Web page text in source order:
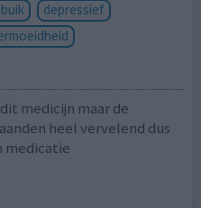
depressief
medicijn maar de
heel vervelend dus
medicatie